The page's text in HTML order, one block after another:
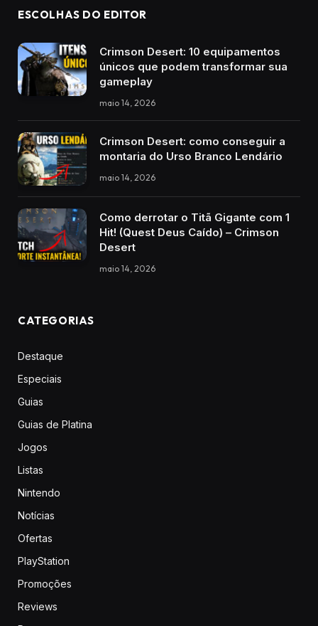
ESCOLHAS DO EDITOR
Crimson Desert: 10 equipamentos
únicos que podem transformar sua
gameplay
maio 14, 2026
Crimson Desert: como conseguir a
montaria do Urso Branco Lendário
maio 14, 2026
Como derrotar o Titã Gigante com 1
Hit! (Quest Deus Caído) – Crimson
Desert
maio 14, 2026
CATEGORIAS
Destaque
Especiais
Guias
Guias de Platina
Jogos
Listas
Nintendo
Notícias
Ofertas
PlayStation
Promoções
Reviews